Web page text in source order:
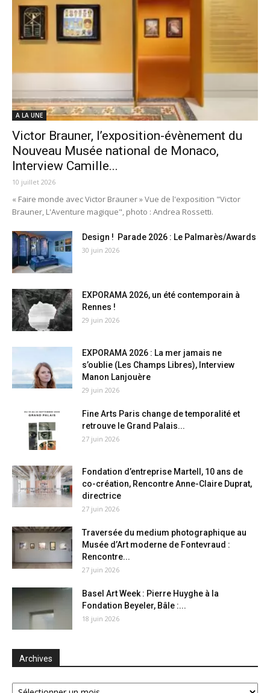
A LA UNE
Victor Brauner, l’exposition-évènement du
Nouveau Musée national de Monaco,
Interview Camille...
10 juillet 2026
« Faire monde avec Victor Brauner » Vue de l'exposition "Victor
Brauner, L'Aventure magique", photo : Andrea Rossetti.
Design ! Parade 2026 : Le Palmarès/Awards
30 juin 2026
EXPORAMA 2026, un été contemporain à
Rennes !
29 juin 2026
EXPORAMA 2026 : La mer jamais ne
s’oublie (Les Champs Libres), Interview
Manon Lanjouère
29 juin 2026
Fine Arts Paris change de temporalité et
retrouve le Grand Palais...
27 juin 2026
Fondation d’entreprise Martell, 10 ans de
co-création, Rencontre Anne-Claire Duprat,
directrice
27 juin 2026
Traversée du medium photographique au
Musée d’Art moderne de Fontevraud :
Rencontre...
27 juin 2026
Basel Art Week : Pierre Huyghe à la
Fondation Beyeler, Bâle :...
18 juin 2026
Archives
Archives